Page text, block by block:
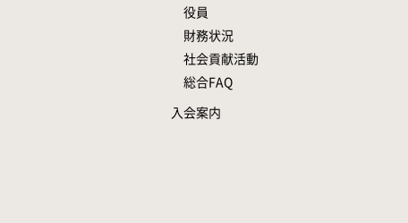
役員
財務状況
社会貢献活動
総合FAQ
入会案内